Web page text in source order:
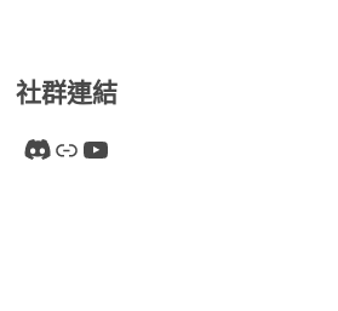
社群連結
Discord
連結YouTube